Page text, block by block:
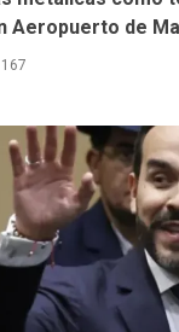
Aeropuerto de
167